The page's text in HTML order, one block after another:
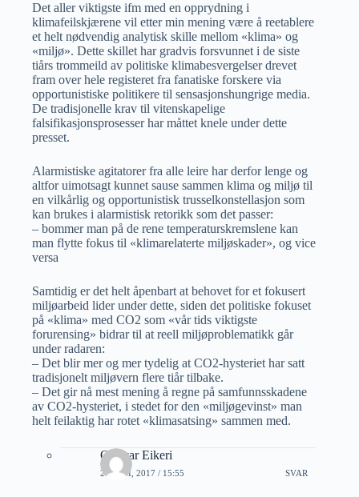
Det aller viktigste ifm med en opprydning i
klimafeilskjærene vil etter min mening være å reetablere
et helt nødvendig analytisk skille mellom «klima» og
«miljø». Dette skillet har gradvis forsvunnet i de siste
tiårs trommeild av politiske klimabesvergelser drevet
fram over hele registeret fra fanatiske forskere via
opportunistiske politikere til sensasjonshungrige media.
De tradisjonelle krav til vitenskapelige
falsifikasjonsprosesser har måttet knele under dette
presset.
Alarmistiske agitatorer fra alle leire har derfor lenge og
altfor uimotsagt kunnet sause sammen klima og miljø til
en vilkårlig og opportunistisk trusselkonstellasjon som
kan brukes i alarmistisk retorikk som det passer:
– bommer man på de rene temperaturskremslene kan
man flytte fokus til «klimarelaterte miljøskader», og vice
versa
Samtidig er det helt åpenbart at behovet for et fokusert
miljøarbeid lider under dette, siden det politiske fokuset
på «klima» med CO2 som «vår tids viktigste
forurensing» bidrar til at reell miljøproblematikk går
under radaren:
– Det blir mer og mer tydelig at CO2-hysteriet har satt
tradisjonelt miljøvern flere tiår tilbake.
– Det gir nå mest mening å regne på samfunnsskadene
av CO2-hysteriet, i stedet for den «miljøgevinst» man
helt feilaktig har rotet «klimasatsing» sammen med.
Oddvar Eikeri
20 JUNI, 2017 / 15:55 SVAR